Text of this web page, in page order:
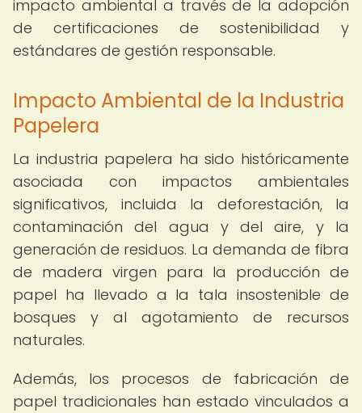
impacto ambiental a través de la adopción
de certificaciones de sostenibilidad y
estándares de gestión responsable.
Impacto Ambiental de la Industria
Papelera
La industria papelera ha sido históricamente
asociada con impactos ambientales
significativos, incluida la deforestación, la
contaminación del agua y del aire, y la
generación de residuos. La demanda de fibra
de madera virgen para la producción de
papel ha llevado a la tala insostenible de
bosques y al agotamiento de recursos
naturales.
Además, los procesos de fabricación de
papel tradicionales han estado vinculados a